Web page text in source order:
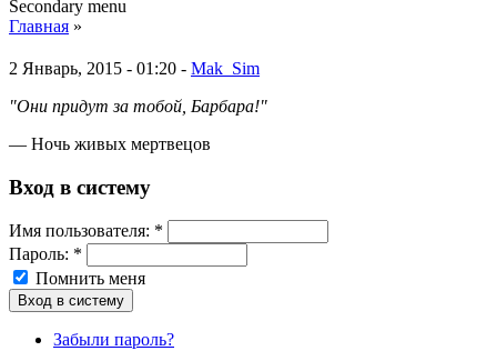
Secondary menu
Главная »
2 Январь, 2015 - 01:20 - Mak_Sim
"Они придут за тобой, Барбара!"
— Ночь живых мертвецов
Вход в систему
Имя пoльзовaтeля: *
Пароль: *
Помнить меня
Забыли пароль?